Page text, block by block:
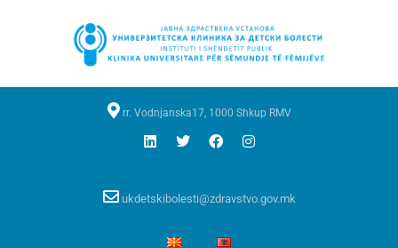
rr. Vodnjanska17, 1000 Shkup RMV
ukdetskibolesti@zdravstvo.gov.mk